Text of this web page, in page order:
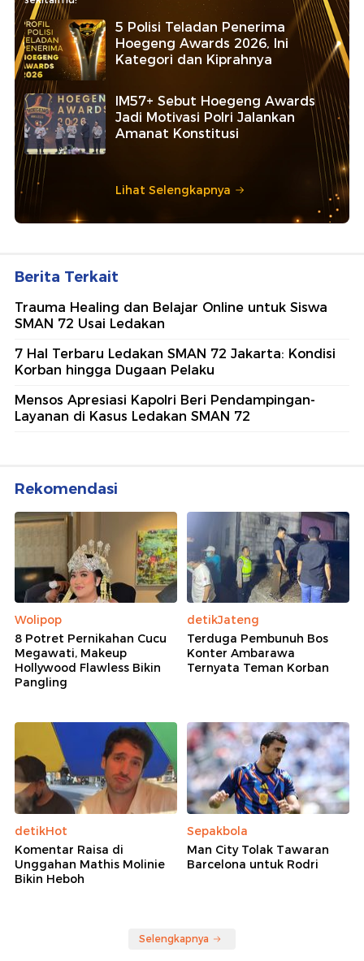
5 Polisi Teladan Penerima
Hoegeng Awards 2026, Ini
Kategori dan Kiprahnya
IM57+ Sebut Hoegeng Awards
Jadi Motivasi Polri Jalankan
Amanat Konstitusi
Lihat Selengkapnya
Berita Terkait
Trauma Healing dan Belajar Online untuk Siswa
SMAN 72 Usai Ledakan
7 Hal Terbaru Ledakan SMAN 72 Jakarta: Kondisi
Korban hingga Dugaan Pelaku
Mensos Apresiasi Kapolri Beri Pendampingan-
Layanan di Kasus Ledakan SMAN 72
Rekomendasi
Wolipop
8 Potret Pernikahan Cucu
Megawati, Makeup
Hollywood Flawless Bikin
Pangling
detikJateng
Terduga Pembunuh Bos
Konter Ambarawa
Ternyata Teman Korban
detikHot
Komentar Raisa di
Unggahan Mathis Molinie
Bikin Heboh
Sepakbola
Man City Tolak Tawaran
Barcelona untuk Rodri
Selengkapnya